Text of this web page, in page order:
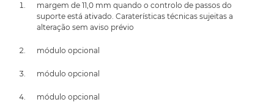
margem de 11,0 mm quando o controlo de passos do
suporte está ativado. Caraterísticas técnicas sujeitas a
alteração sem aviso prévio
módulo opcional
módulo opcional
módulo opcional